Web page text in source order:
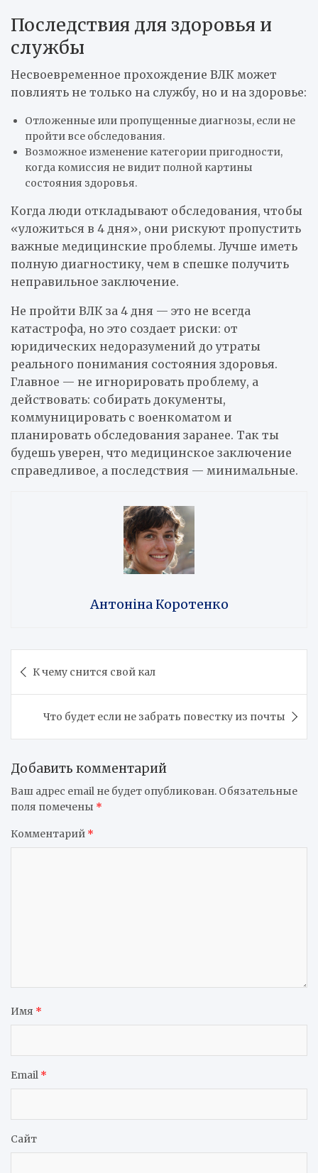
Последствия для здоровья и
службы
Несвоевременное прохождение ВЛК может
повлиять не только на службу, но и на здоровье:
Отложенные или пропущенные диагнозы, если не
пройти все обследования.
Возможное изменение категории пригодности,
когда комиссия не видит полной картины
состояния здоровья.
Когда люди откладывают обследования, чтобы
«уложиться в 4 дня», они рискуют пропустить
важные медицинские проблемы. Лучше иметь
полную диагностику, чем в спешке получить
неправильное заключение.
Не пройти ВЛК за 4 дня — это не всегда
катастрофа, но это создает риски: от
юридических недоразумений до утраты
реального понимания состояния здоровья.
Главное — не игнорировать проблему, а
действовать: собирать документы,
коммуницировать с военкоматом и
планировать обследования заранее. Так ты
будешь уверен, что медицинское заключение
справедливое, а последствия — минимальные.
Антоніна Коротенко
по
записям
К чему снится свой кал
Что будет если не забрать повестку из почты
Добавить комментарий
Ваш адрес email не будет опубликован. Обязательные
поля помечены *
Комментарий *
Имя *
Email *
Сайт